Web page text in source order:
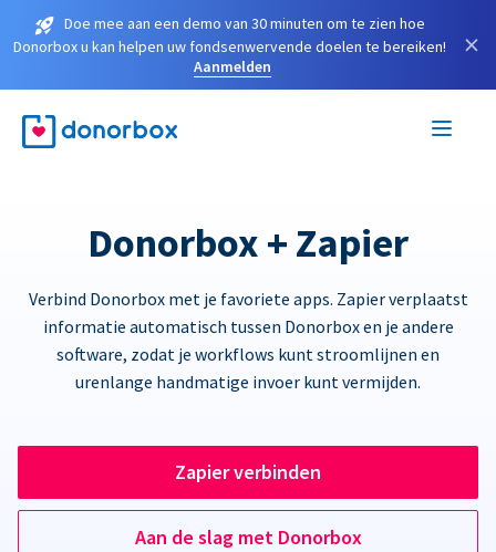
Doe mee aan een demo van 30 minuten om te zien hoe
Donorbox u kan helpen uw fondsenwervende doelen te bereiken!
Aanmelden
×
Donorbox + Zapier
Verbind Donorbox met je favoriete apps. Zapier verplaatst
informatie automatisch tussen Donorbox en je andere
software, zodat je workflows kunt stroomlijnen en
urenlange handmatige invoer kunt vermijden.
Zapier verbinden
Aan de slag met Donorbox